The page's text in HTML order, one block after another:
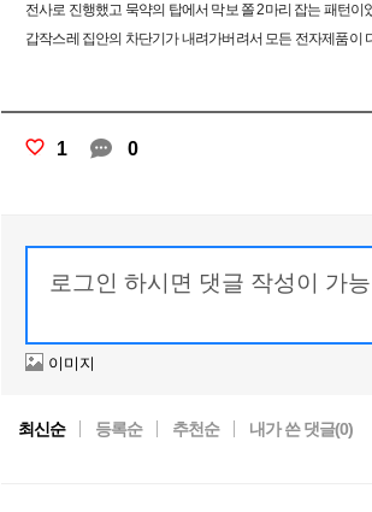
전사로 진행했고 묵약의 탑에서 막보 쫄 2마리 잡는 패턴이
갑작스레 집안의 차단기가 내려가버려서 모든 전자제품이
1 0
이미지
최신순 등록순 추천순 내가 쓴 댓글(0)